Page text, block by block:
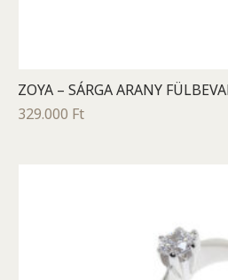
ZOYA – SÁRGA ARANY
329.000 Ft